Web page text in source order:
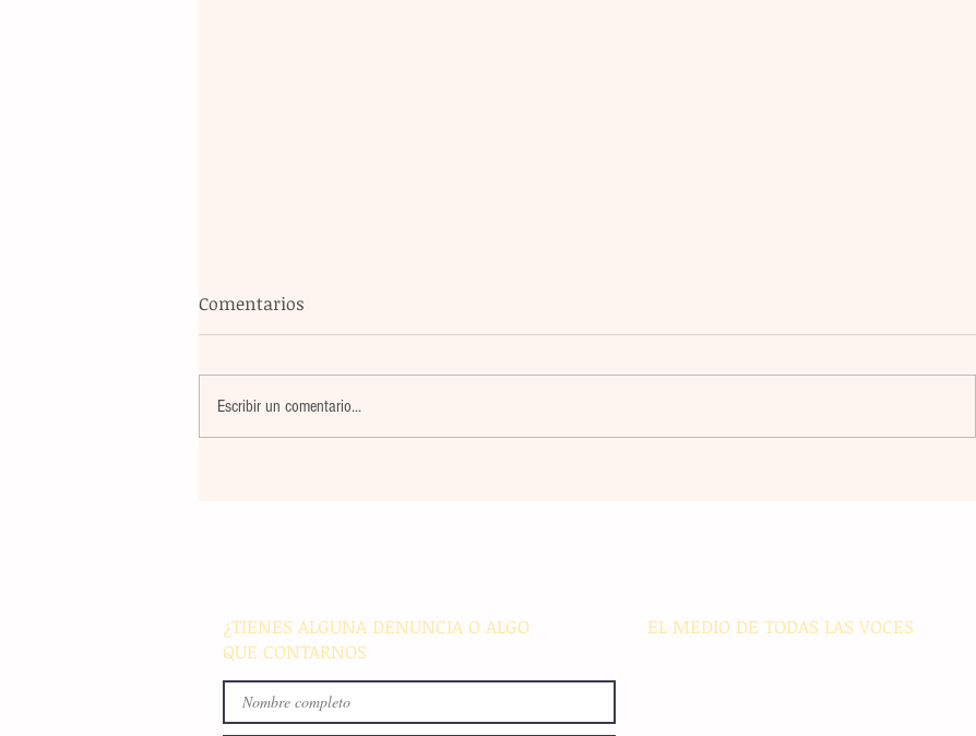
Comentarios
Escribir un comentario...
¿TIENES ALGUNA DENUNCIA O ALGO
QUE CONTARNOS
EL MEDIO DE TODAS LAS VOCES